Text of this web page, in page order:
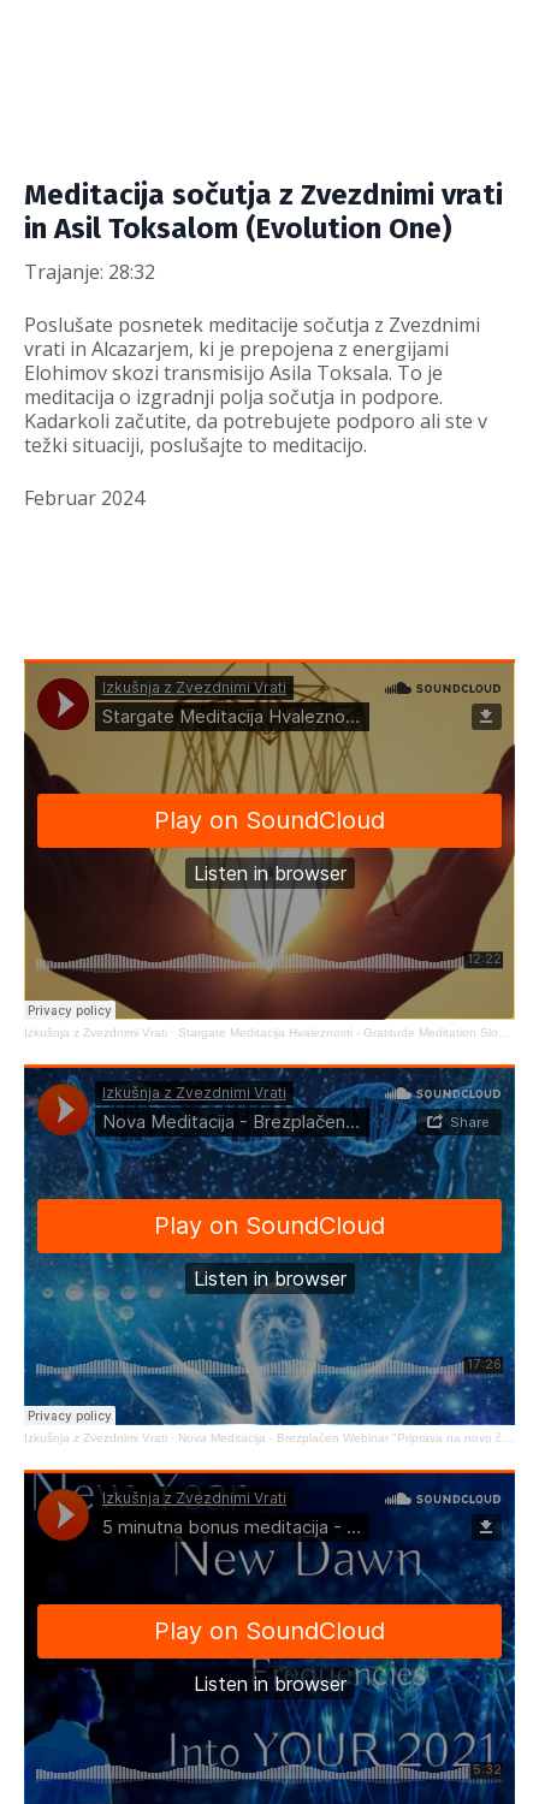
Meditacija sočutja z Zvezdnimi vrati
in Asil Toksalom (Evolution One)
Trajanje: 28:32
Poslušate posnetek meditacije sočutja z Zvezdnimi
vrati in Alcazarjem, ki je prepojena z energijami
Elohimov skozi transmisijo Asila Toksala. To je
meditacija o izgradnji polja sočutja in podpore.
Kadarkoli začutite, da potrebujete podporo ali ste v
težki situaciji, poslušajte to meditacijo.
Februar 2024
Izkušnja z Zvezdnimi Vrati · Stargate Meditacija Hvaleznosti - Gratitude Meditation Slovene
Izkušnja z Zvezdnimi Vrati · Nova Meditacija - Brezplačen Webinar "Priprava na novo človeštvo"